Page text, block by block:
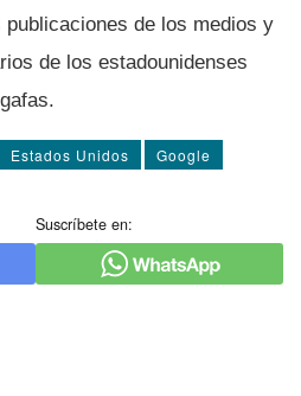
de los medios y
de los estadounidenses
Estados Unidos Google
Suscríbete en: